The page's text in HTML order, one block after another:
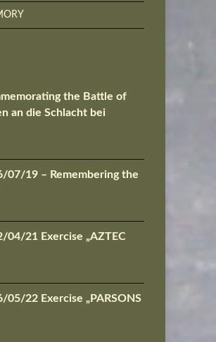
the Battle of
an die Schlacht bei
07/19 – Remembering the
21 Exercise „AZTEC
22 Exercise „PARSONS